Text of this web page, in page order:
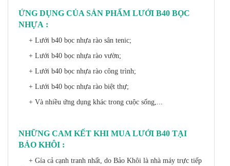
ỨNG DỤNG CỦA SẢN PHẨM LƯỚI B40 BỌC
NHỰA :
+ Lưới b40 bọc nhựa rào sân tenic;
+ Lưới b40 bọc nhựa rào vườn;
+ Lưới b40 bọc nhựa rào công trình;
+ Lưới b40 bọc nhựa rào biệt thự;
+ Và nhiều ứng dụng khác trong cuộc sống,...
NHỮNG CAM KẾT KHI MUA LƯỚI B40 TẠI
BẢO KHÔI :
+ Gía cả cạnh tranh nhất, do Bảo Khôi là nhà máy trực tiếp